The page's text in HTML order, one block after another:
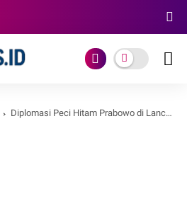
Diplomasi Peci Hitam Prabowo di Lancaster House